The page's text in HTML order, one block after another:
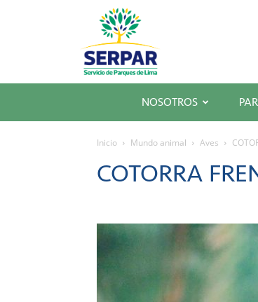
SERPAR
–
Servicio
de
Parques
de
NOSOTROS
Inicio Mundo animal Aves
COTORRA